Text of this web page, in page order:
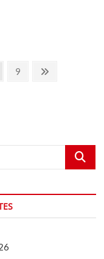
Página
9
Buscar...